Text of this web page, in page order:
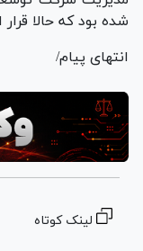
شده بود که حالا
انتهای پیام/
لینک کوتاه